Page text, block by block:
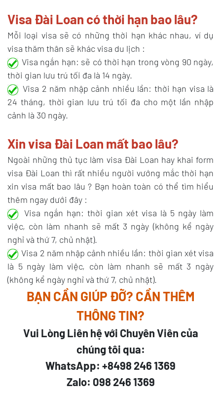
Visa Đài Loan có thời hạn bao lâu?
Mỗi loại visa sẽ có những thời hạn khác nhau, ví dụ
visa thăm thân sẽ khác visa du lịch :
Visa ngắn hạn: sẽ có thời hạn trong vòng 90 ngày,
thời gian lưu trú tối đa là 14 ngày.
Visa 2 năm nhập cảnh nhiều lần: thời hạn visa là
24 tháng, thời gian lưu trú tối đa cho một lần nhập
cảnh là 30 ngày.
Xin visa Đài Loan mất bao lâu?
Ngoài những thủ tục làm visa Đài Loan hay khai form
visa Đài Loan thì rất nhiều người vướng mắc thời hạn
xin visa mất bao lâu ? Bạn hoàn toàn có thể tìm hiểu
thêm ngay dưới đây :
Visa ngắn hạn: thời gian xét visa là 5 ngày làm
việc, còn làm nhanh sẽ mất 3 ngày (không kể ngày
nghỉ và thứ 7, chủ nhật).
Visa 2 năm nhập cảnh nhiều lần: thời gian xét visa
là 5 ngày làm việc, còn làm nhanh sẽ mất 3 ngày
(không kể ngày nghỉ và thứ 7, chủ nhật).
BẠN CẦN GIÚP ĐỠ? CẦN THÊM
THÔNG TIN?
Vui Lòng Liên hệ với Chuyên Viên của
chúng tôi qua:
WhatsApp: +8498 246 1369
Zalo: 098 246 1369